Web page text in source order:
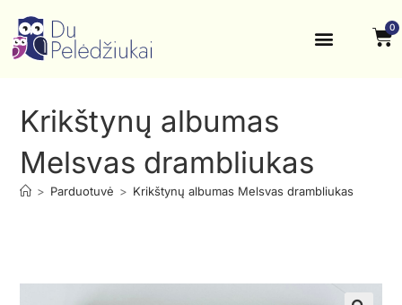
0
Krikštynų albumas
Melsvas drambliukas
> Parduotuvė > Krikštynų albumas Melsvas drambliukas